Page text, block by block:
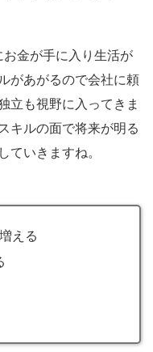
金が手に入り生活が
があがるので会社に頼
立も視野に入ってきま
キルの面で将来が明る
ていきますね。
える